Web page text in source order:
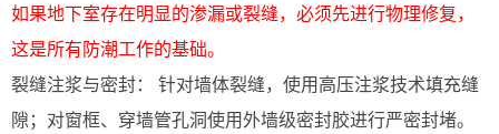
如果地下室存在明显的渗漏或裂缝，必须先进行物理修复，
这是所有防潮工作的基础。
裂缝注浆与密封： 针对墙体裂缝，使用高压注浆技术填充缝
隙；对窗框、穿墙管孔洞使用外墙级密封胶进行严密封堵。